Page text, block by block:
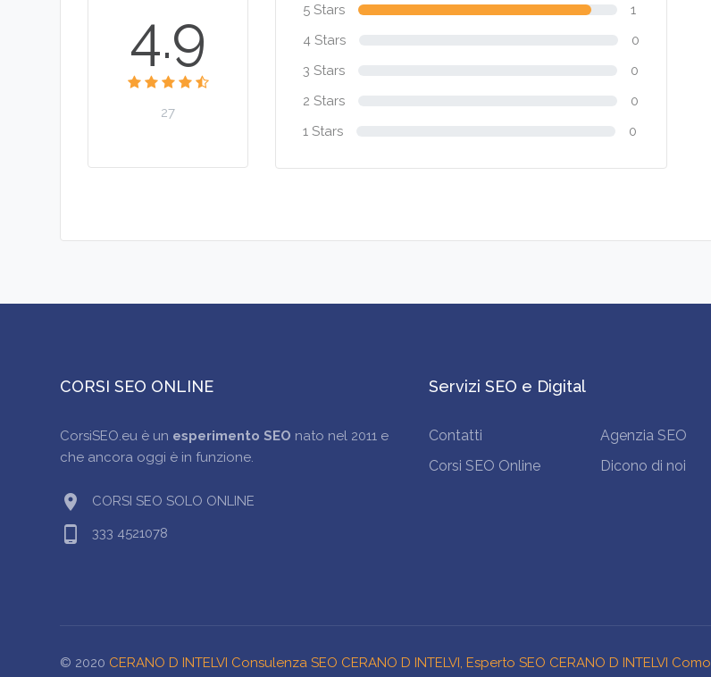
4.9
27
5 Stars
1
4 Stars
0
3 Stars
0
2 Stars
0
1 Stars
0
CORSI SEO ONLINE
CorsiSEO.eu è un esperimento SEO nato nel 2011 e
che ancora oggi è in funzione.
location_on CORSI SEO SOLO ONLINE
phone_android 333 4521078
Servizi SEO e Digital
Contatti
Agenzia SEO
Corsi SEO Online
Dicono di noi
© 2020 CERANO D INTELVI Consulenza SEO CERANO D INTELVI, Esperto SEO CERANO D INTELVI Como,